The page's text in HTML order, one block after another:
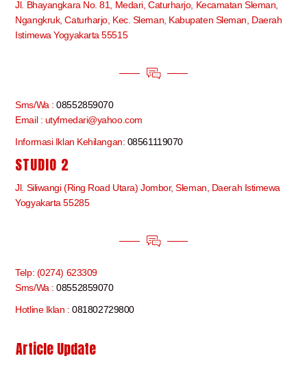
Jl. Bhayangkara No. 81, Medari, Caturharjo, Kecamatan Sleman,
Ngangkruk, Caturharjo, Kec. Sleman, Kabupaten Sleman, Daerah
Istimewa Yogyakarta 55515
Sms/Wa :08552859070
Email : utyfmedari@yahoo.com
Informasi Iklan Kehilangan: 08561119070
STUDIO 2
Jl. Siliwangi (Ring Road Utara) Jombor, Sleman, Daerah Istimewa
Yogyakarta 55285
Telp: (0274) 623309
Sms/Wa :08552859070
Hotline Iklan :081802729800
Article Update